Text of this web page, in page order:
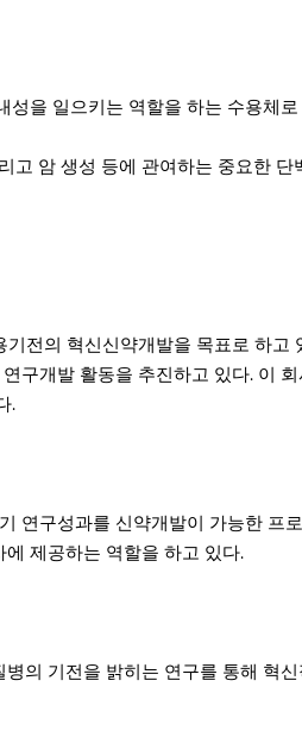
을 일으키는 역할을 하는 수용체로
고 암 생성 등에 관여하는 중요한 단
전의 혁신신약개발을 목표로 하고
구개발 활동을 추진하고 있다. 이
.
구성과를 신약개발이 가능한 프
제공하는 역할을 하고 있다.
의 기전을 밝히는 연구를 통해 혁